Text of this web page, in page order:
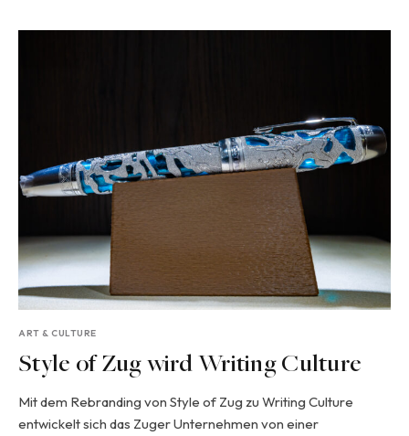
ART & CULTURE
Style of Zug wird Writing Culture
Mit dem Rebranding von Style of Zug zu Writing Culture
entwickelt sich das Zuger Unternehmen von einer